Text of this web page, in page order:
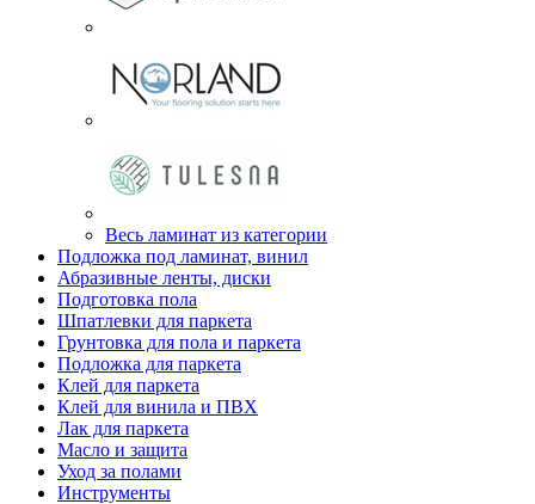
Весь ламинат из категории
Подложка под ламинат, винил
Абразивные ленты, диски
Подготовка пола
Шпатлевки для паркета
Грунтовка для пола и паркета
Подложка для паркета
Клей для паркета
Клей для винила и ПВХ
Лак для паркета
Масло и защита
Уход за полами
Инструменты